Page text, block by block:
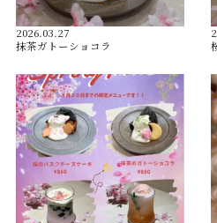
2026.03.27
抹茶ガトーショコラ